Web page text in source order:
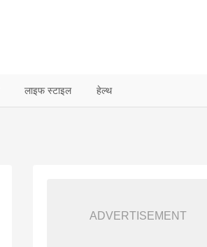
लाइफ स्टाइल हेल्थ
ADVERTISEMENT